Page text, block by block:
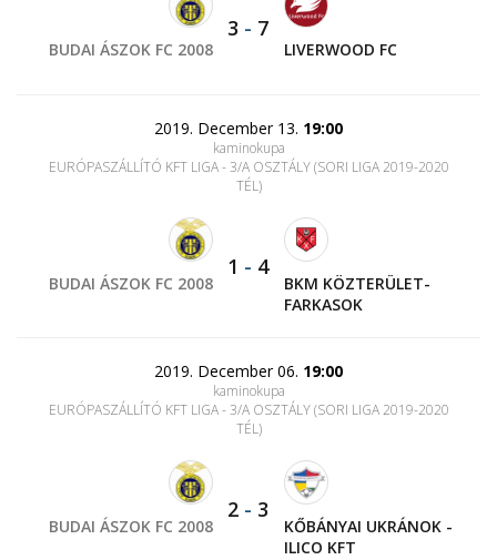
BUDAI ÁSZOK FC 2008
3 - 7
LIVERWOOD FC
2019. December 13. 19:00
kaminokupa
EURÓPASZÁLLÍTÓ KFT LIGA - 3/A OSZTÁLY (SORI LIGA 2019-2020
TÉL)
BUDAI ÁSZOK FC 2008
1 - 4
BKM KÖZTERÜLET-
FARKASOK
2019. December 06. 19:00
kaminokupa
EURÓPASZÁLLÍTÓ KFT LIGA - 3/A OSZTÁLY (SORI LIGA 2019-2020
TÉL)
BUDAI ÁSZOK FC 2008
2 - 3
KŐBÁNYAI UKRÁNOK -
ILICO KFT